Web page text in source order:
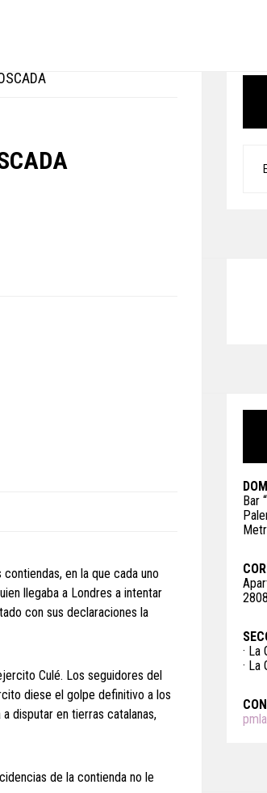
en la que cada uno
llegaba a Londres a intentar
con sus declaraciones la
Culé. Los seguidores del
diese el golpe definitivo a los
disputar en tierras catalanas,
de la contienda no le
Primary
Bar
· La
· La